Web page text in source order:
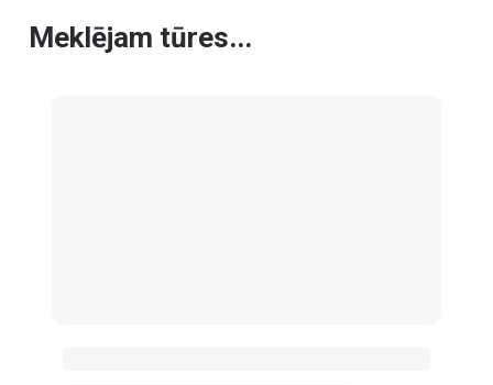
Meklējam tūres...